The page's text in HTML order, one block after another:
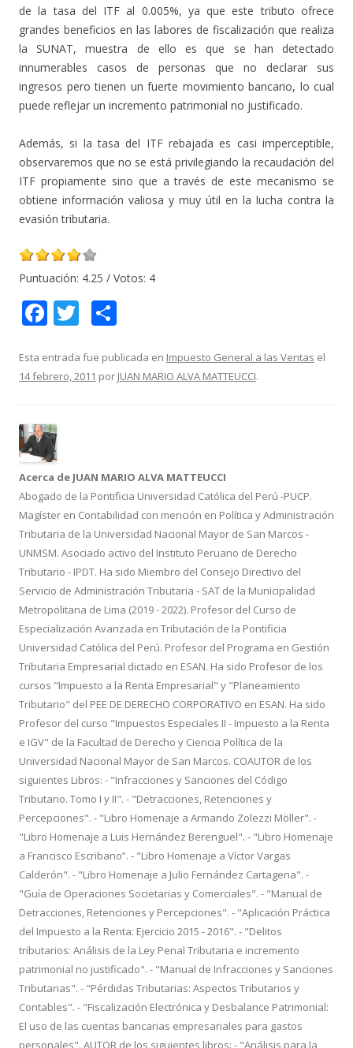
de la tasa del ITF al 0.005%, ya que este tributo ofrece
grandes beneficios en las labores de fiscalización que realiza
la SUNAT, muestra de ello es que se han detectado
innumerables casos de personas que no declarar sus
ingresos pero tienen un fuerte movimiento bancario, lo cual
puede reflejar un incremento patrimonial no justificado.
Además, si la tasa del ITF rebajada es casi imperceptible,
observaremos que no se está privilegiando la recaudación del
ITF propiamente sino que a través de este mecanismo se
obtiene información valiosa y muy útil en la lucha contra la
evasión tributaria.
Puntuación: 4.25 / Votos: 4
F
e
b
o
k
T
itt
er
m
p
Esta entrada fue publicada en Impuesto General a las Ventas el
14 febrero, 2011 por JUAN MARIO ALVA MATTEUCCI.
Acerca de JUAN MARIO ALVA MATTEUCCI
Abogado de la Pontificia Universidad Católica del Perú -PUCP.
Magíster en Contabilidad con mención en Política y Administración
Tributaria de la Universidad Nacional Mayor de San Marcos -
UNMSM. Asociado activo del Instituto Peruano de Derecho
Tributario - IPDT. Ha sido Miembro del Consejo Directivo del
Servicio de Administración Tributaria - SAT de la Municipalidad
Metropolitana de Lima (2019 - 2022). Profesor del Curso de
Especialización Avanzada en Tributación de la Pontificia
Universidad Católica del Perú. Profesor del Programa en Gestión
Tributaria Empresarial dictado en ESAN. Ha sido Profesor de los
cursos "Impuesto a la Renta Empresarial" y "Planeamiento
Tributario" del PEE DE DERECHO CORPORATIVO en ESAN. Ha sido
Profesor del curso "Impuestos Especiales II - Impuesto a la Renta
e IGV" de la Facultad de Derecho y Ciencia Política de la
Universidad Nacional Mayor de San Marcos. COAUTOR de los
siguientes Libros: - "Infracciones y Sanciones del Código
Tributario. Tomo I y II". - "Detracciones, Retenciones y
Percepciones". - "Libro Homenaje a Armando Zolezzi Möller". -
"Libro Homenaje a Luis Hernández Berenguel". - "Libro Homenaje
a Francisco Escribano”. - "Libro Homenaje a Víctor Vargas
Calderón". - "Libro Homenaje a Julio Fernández Cartagena". -
"Guía de Operaciones Societarias y Comerciales". - "Manual de
Detracciones, Retenciones y Percepciones". - "Aplicación Práctica
del Impuesto a la Renta: Ejercicio 2015 - 2016". - "Delitos
tributarios: Análisis de la Ley Penal Tributaria e incremento
patrimonial no justificado". - "Manual de Infracciones y Sanciones
Tributarias". - "Pérdidas Tributarias: Aspectos Tributarios y
Contables". - "Fiscalización Electrónica y Desbalance Patrimonial:
El uso de las cuentas bancarias empresariales para gastos
personales". AUTOR de los siguientes libros: - "Análisis para la